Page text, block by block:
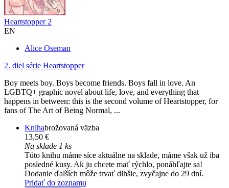
Heartstopper 2
EN
Alice Oseman
2. diel série Heartstopper
Boy meets boy. Boys become friends. Boys fall in love. An
LGBTQ+ graphic novel about life, love, and everything that
happens in between: this is the second volume of Heartstopper, for
fans of The Art of Being Normal, ...
Knihabrožovaná väzba
13,50 €
Na sklade 1 ks
Túto knihu máme síce aktuálne na sklade, máme však už iba
posledné kusy. Ak ju chcete mať rýchlo, ponáhľajte sa!
Dodanie ďalších môže trvať dlhšie, zvyčajne do 29 dní.
Pridať do zoznamu